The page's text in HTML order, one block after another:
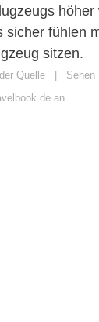
höher
sicher fühlen
sitzen.
Quelle
Sehen
an